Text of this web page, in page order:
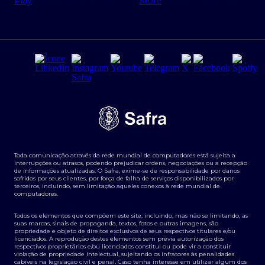
Regras e Parâmetros de Atuação Banco Safra
Segurança da Informação
Tarifas e serviços Pessoa Física
Transparência de remuneração
Termos e Condições para Portabilidade de Investimento
Derivativos
Agronegócios
Toda comunicação através da rede mundial de computadores está sujeita a
interrupções ou atrasos, podendo prejudicar ordens, negociações ou a recepção
de informações atualizadas. O Safra, exime-se de responsabilidade por danos
sofridos por seus clientes, por força de falha de serviços disponibilizados por
terceiros, incluindo, sem limitação aqueles conexos à rede mundial de
computadores.
Todos os elementos que compõem este site, incluindo, mas não se limitando, as
suas marcas, sinais de propaganda, textos, fotos e outras imagens, são
propriedade e objeto de direitos exclusivos de seus respectivos titulares e/ou
licenciados. A reprodução destes elementos sem prévia autorização dos
respectivos proprietários e/ou licenciados constitui ou pode vir a constituir
violação de propriedade intelectual, sujeitando os infratores às penalidades
cabíveis na legislação civil e penal. Caso tenha interesse em utilizar algum dos